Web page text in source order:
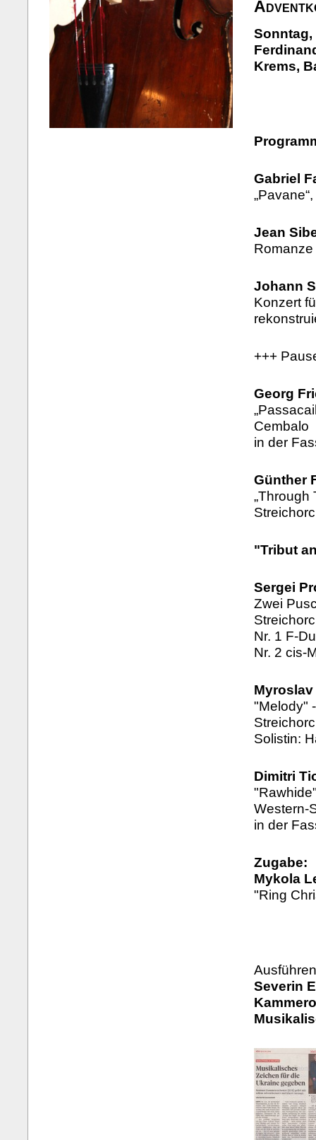
Sonntag,
Krems,
Gabriel
Jean
Johann
Konzert
+++
Georg
Cembalo
in der
Günther
„Through
"Tribut
Sergei
Zwei
Nr. 1 F-
Nr. 2 cis-
Myroslav
"Melody"
Solistin:
Dimitri
Western-
in der
Zugabe:
Mykola
"Ring
Severin